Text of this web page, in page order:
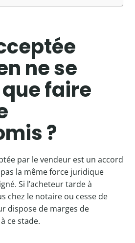
ne se
faire
?
par le vendeur est un accord
la même force juridique
Si l’acheteur tarde à
chez le notaire ou cesse de
dispose de marges de
ce stade.